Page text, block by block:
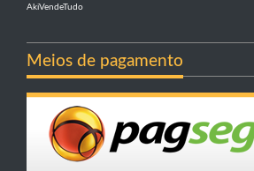
AkiVendeTudo
Meios de pagamento